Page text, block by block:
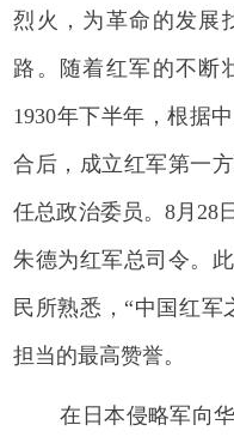
烈火，为革命的发展
路。随着红军的不断
1930年下半年，根据
合后，成立红军第一
任总政治委员。8月28
朱德为红军总司令。
民所熟悉，“中国红军
担当的最高赞誉。
在日本侵略军向